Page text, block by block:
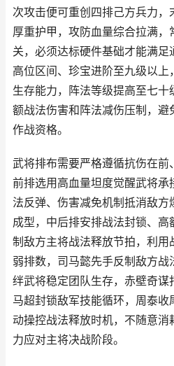
次攻击便可重创四排己方兵力
厚重护甲，攻防血量综合拉满
关，必须达标硬件基础才能满
高位区间、珍宝进阶至九级以
生存能力，阵法等级提高至七
额战法伤害和阵法减伤压制，
作战资格。
武将排布需要严格遵循抗伤在前
前排选用高血量坦度觉醒武将
法反弹、伤害减免机制抵消敌
成型，中后排安排战法封锁、
制敌方主将战法释放节拍，利
弱排数，司马懿先手反制敌方
绊武将稳定团队生存，赤壁奇谋
马超封锁敌军技能循环，周泰
动操控战法释放时机，不随意
力应对主将决战阶段。